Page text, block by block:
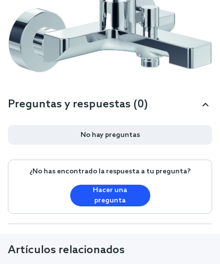
Preguntas y respuestas (0)
No hay preguntas
¿No has encontrado la respuesta a tu pregunta?
Hacer una
pregunta
Artículos relacionados